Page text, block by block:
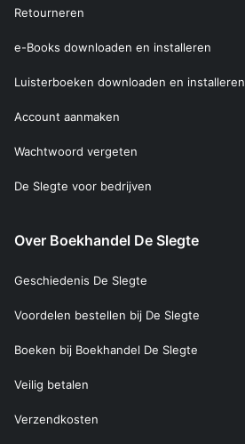
Retourneren
e-Books downloaden en installeren
Luisterboeken downloaden en installeren
Account aanmaken
Wachtwoord vergeten
De Slegte voor bedrijven
Over Boekhandel De Slegte
Geschiedenis De Slegte
Voordelen bestellen bij De Slegte
Boeken bij Boekhandel De Slegte
Veilig betalen
Verzendkosten